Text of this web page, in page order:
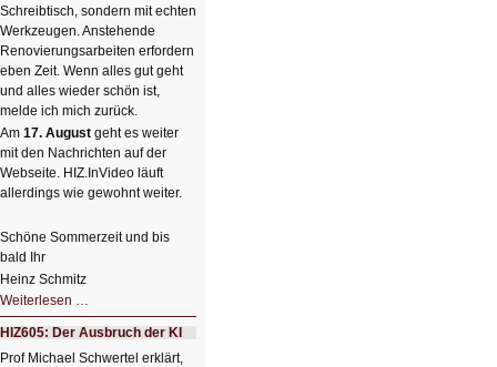
Schreibtisch, sondern mit echten
Werkzeugen. Anstehende
Renovierungsarbeiten erfordern
eben Zeit. Wenn alles gut geht
und alles wieder schön ist,
melde ich mich zurück.
Am 17. August geht es weiter
mit den Nachrichten auf der
Webseite. HIZ.InVideo läuft
allerdings wie gewohnt weiter.
Schöne Sommerzeit und bis
bald Ihr
Heinz Schmitz
Weiterlesen …
so
kleine
Sommerpause
😊
HIZ605: Der Ausbruch der KI
Prof Michael Schwertel erklärt,